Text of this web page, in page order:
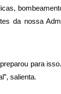
da nossa
para
salienta.